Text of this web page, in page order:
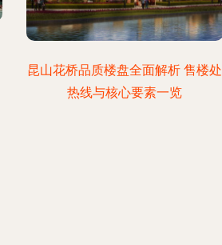
昆山花桥品质楼盘全面解析 售楼处
热线与核心要素一览